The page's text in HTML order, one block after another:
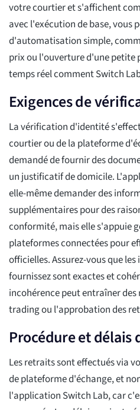
votre courtier et s'affichent
avec l'exécution de base, vous
d'automatisation simple,
prix ou l'ouverture d'une petite
temps réel comment Switch
Exigences de
La vérification d'identité
courtier ou de la plateforme
demandé de fournir des
un justificatif de domicile.
elle-même demander des
supplémentaires pour des
conformité, mais elle s'appuie
plateformes connectées pour
officielles. Assurez-vous que
fournissez sont exactes et
incohérence peut entraîner
trading ou l'approbation des
Procédure et délais
Les retraits sont effectués via
de plateforme d'échange, et
l'application Switch Lab, car